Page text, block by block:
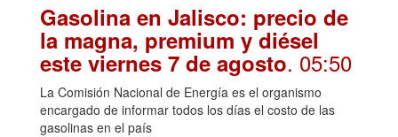
Gasolina en Jalisco: precio de
la magna, premium y diésel
este viernes 7 de agosto. 05:50
La Comisión Nacional de Energía es el organismo
encargado de informar todos los días el costo de las
gasolinas en el país